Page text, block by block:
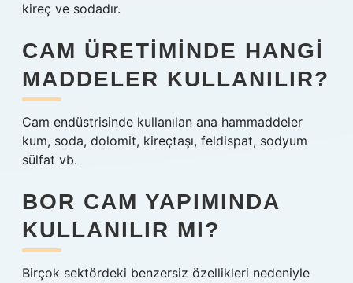
kireç ve sodadır.
CAM ÜRETIMINDE HANGI
MADDELER KULLANILIR?
Cam endüstrisinde kullanılan ana hammaddeler
kum, soda, dolomit, kireçtaşı, feldispat, sodyum
sülfat vb.
BOR CAM YAPIMINDA
KULLANILIR MI?
Birçok sektördeki benzersiz özellikleri nedeniyle